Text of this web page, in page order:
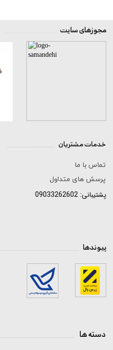
★★★★★
★★ تماس با ما
پرسش های متداول
پشتیبانی: 09033262602
مجوزهای سایت
پیوندها
دسته ها
خدمات مشتریان